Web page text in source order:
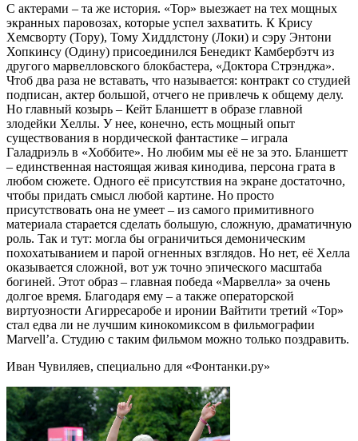
С актерами – та же история. «Тор» выезжает на тех мощных
экранных паровозах, которые успел захватить. К Крису
Хемсворту (Тору), Тому Хиддлстону (Локи) и сэру Энтони
Хопкинсу (Одину) присоединился Бенедикт Камбербэтч из
другого марвелловского блокбастера, «Доктора Стрэнджа».
Чтоб два раза не вставать, что называется: контракт со студией
подписан, актер большой, отчего не привлечь к общему делу.
Но главный козырь – Кейт Бланшетт в образе главной
злодейки Хеллы. У нее, конечно, есть мощный опыт
существования в нордической фантастике – играла
Галадриэль в «Хоббите». Но любим мы её не за это. Бланшетт
– единственная настоящая живая кинодива, персона грата в
любом сюжете. Одного её присутствия на экране достаточно,
чтобы придать смысл любой картине. Но просто
присутствовать она не умеет – из самого примитивного
материала старается сделать большую, сложную, драматичную
роль. Так и тут: могла бы ограничиться демоническим
похохатыванием и парой огненных взглядов. Но нет, её Хелла
оказывается сложной, вот уж точно эпического масштаба
богиней. Этот образ – главная победа «Марвелла» за очень
долгое время. Благодаря ему – а также операторской
виртуозности Агирресаробе и иронии Вайтити третий «Тор»
стал едва ли не лучшим кинокомиксом в фильмографии
Marvell’a. Студию с таким фильмом можно только поздравить.
Иван Чувиляев, специально для «Фонтанки.ру»